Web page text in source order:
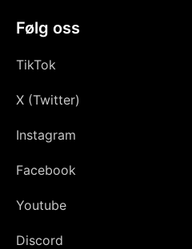
Følg oss
TikTok
X (Twitter)
Instagram
Facebook
Youtube
Discord